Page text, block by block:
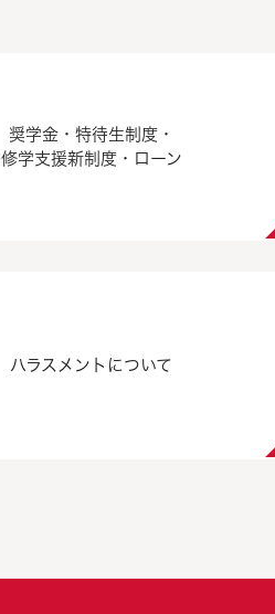
奨学金・特待生制度・
修学支援新制度・ローン
ハラスメントについて